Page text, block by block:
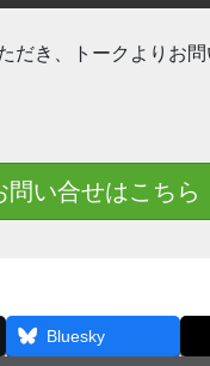
き、トークよりお問
問い合せはこちら
Bluesky